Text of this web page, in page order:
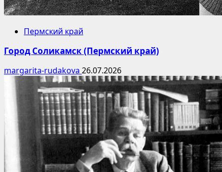
Пермский край
Город Соликамск (Пермский край)
margarita-rudakova 26.07.2026